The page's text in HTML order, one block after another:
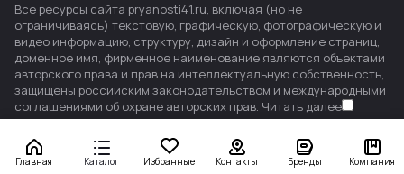
Главная Каталог Избранные Контакты Бренды Компания
Все ресурсы сайта pryanosti41.ru, включая (но не
ограничиваясь) текстовую, графическую, фотографическую и
видео информацию, структуру, дизайн и оформление страниц,
доменное имя, фирменное наименование являются объектами
авторского права и прав на интеллектуальную собственность,
защищены российским законодательством и международными
соглашениями об охране авторских прав. Читать далее